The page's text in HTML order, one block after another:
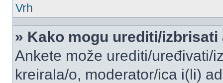
Vrh
» Kako mogu urediti/izbrisati
Ankete može urediti/uređivati/
kreirala/o, moderator/ica i(li)